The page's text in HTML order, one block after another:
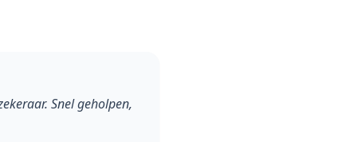
Snel geholpen,